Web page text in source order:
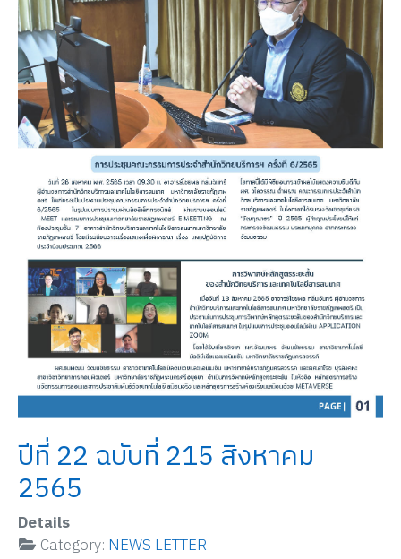
ปีที่ 22 ฉบับที่ 215 สิงหาคม
2565
Details
Category: NEWS LETTER